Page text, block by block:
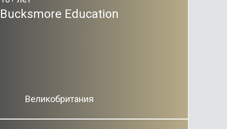
Bucksmore Education
Великобритания